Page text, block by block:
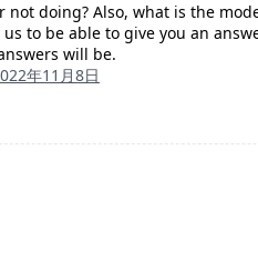
doing? Also, what is the
to be able to give you an
will be.
年11月8日